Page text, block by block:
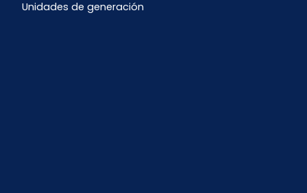
Unidades de generación